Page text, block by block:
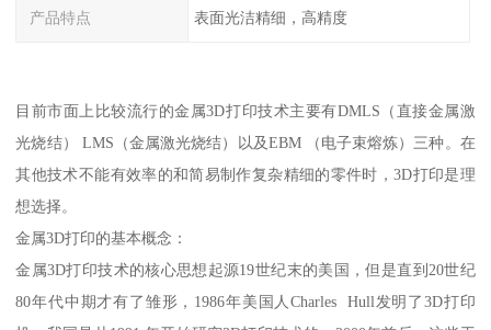
产品特点 表面光洁精细，高精度
目前市面上比较流行的金属3D打印技术主要有DMLS（直接金属激
光烧结） LMS（金属激光烧结）以及EBM （电子束熔炼）三种。在
其他技术不能有效率的和简易制作复杂精细的零件时，3D打印是理
想选择。
金属3D打印的基本概念：
金属3D打印技术的核心思想起源19世纪末的美国，但是直到20世纪
80年代中期才有了雏形，1986年美国人Charles Hull发明了3D打印